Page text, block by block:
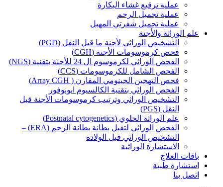
عملية ترقيع غشاء البكارة
عملية تجميل الرحم
عملية تجميل شفرتي المهبل
علم الوراثة والأجنة
التشخيص الوراثي لأجنة ما قبل النقل (PGD)
فحص كرموسومات الأجنة (CGH)
الفحص الوراثي لكرموسوم ال 24 للأجنة بتقنية (NGS)
الفحص الشامل للكرموسومات (CCS)
فحص التهجين الجينومي المقارن ( Array CGH)
الفحص الوراثي بتقنية الكالسيوم ايونوفور
التشخيص الوراثي وترتيب كرموسومات الأجنة قبل
النقل (PGS)
علم الوراثة الخلوي (Postnatal cytogenetics)
الفحص الوراثي لتقبل بطانة بطانة الرحم (ERA) –
التشخيص الوراثي قبل الولادة
الاستشارة الوراثية
باقات العلاج
استشارة طبية
اتصل بنا